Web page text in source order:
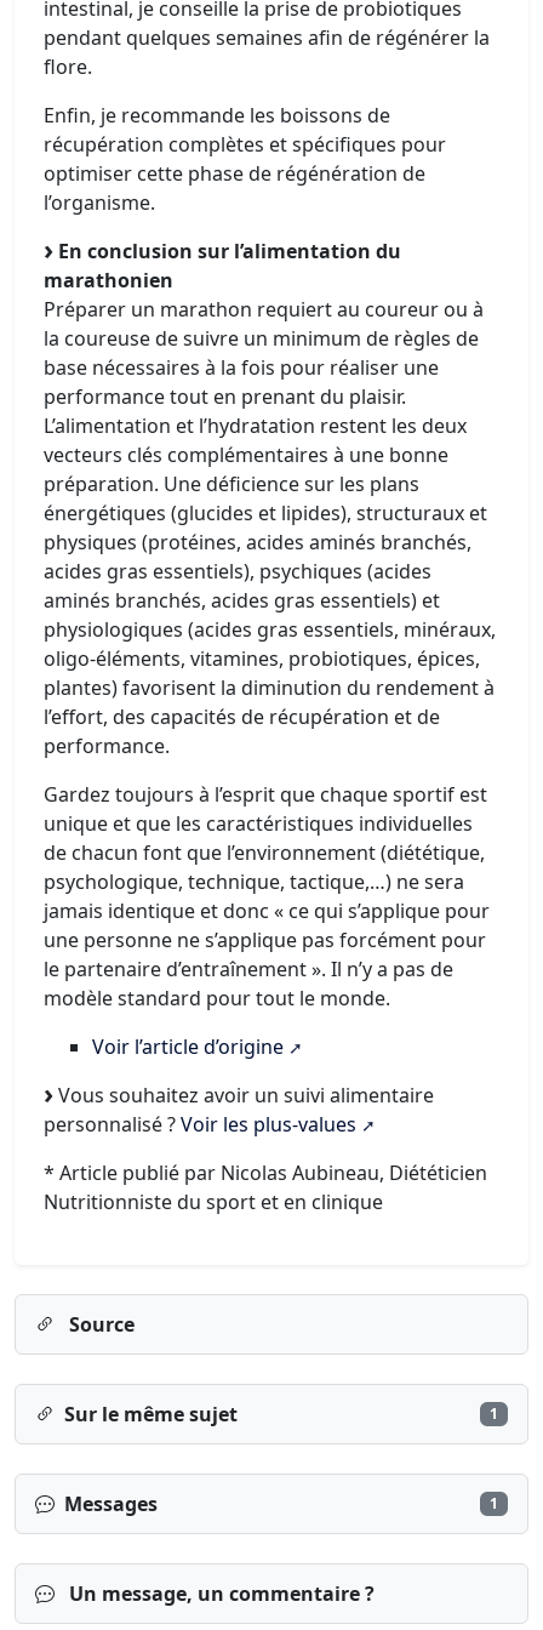
intestinal, je conseille la prise de probiotiques
pendant quelques semaines afin de régénérer la
flore.
Enfin, je recommande les boissons de
récupération complètes et spécifiques pour
optimiser cette phase de régénération de
l’organisme.
En conclusion sur l’alimentation du
marathonien
Préparer un marathon requiert au coureur ou à
la coureuse de suivre un minimum de règles de
base nécessaires à la fois pour réaliser une
performance tout en prenant du plaisir.
L’alimentation et l’hydratation restent les deux
vecteurs clés complémentaires à une bonne
préparation. Une déficience sur les plans
énergétiques (glucides et lipides), structuraux et
physiques (protéines, acides aminés branchés,
acides gras essentiels), psychiques (acides
aminés branchés, acides gras essentiels) et
physiologiques (acides gras essentiels, minéraux,
oligo-éléments, vitamines, probiotiques, épices,
plantes) favorisent la diminution du rendement à
l’effort, des capacités de récupération et de
performance.
Gardez toujours à l’esprit que chaque sportif est
unique et que les caractéristiques individuelles
de chacun font que l’environnement (diététique,
psychologique, technique, tactique,…) ne sera
jamais identique et donc « ce qui s’applique pour
une personne ne s’applique pas forcément pour
le partenaire d’entraînement ». Il n’y a pas de
modèle standard pour tout le monde.
Voir l’article d’origine
Vous souhaitez avoir un suivi alimentaire
personnalisé ?Voir les plus-values
* Article publié par Nicolas Aubineau, Diététicien
Nutritionniste du sport et en clinique
Source
Sur le même sujet 1
Messages 1
vendredi 9 février 2024, 09:28 par
Un message, un commentaire ?